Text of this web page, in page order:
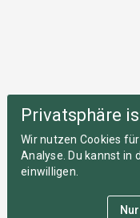
Privatsphäre
Wir nutzen Cookies
Analyse. Du kannst in
einwilligen.